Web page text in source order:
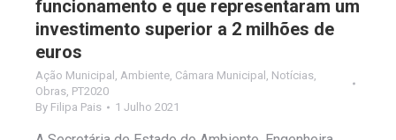
funcionamento e que representaram um
investimento superior a 2 milhões de
euros
Ação Municipal Ambiente Câmara Municipal Notícias
Obras PT2020
By Filipa Pais 1 Julho 2021